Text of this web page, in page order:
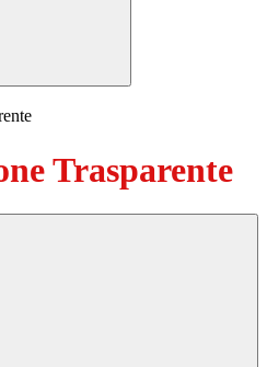
Trasparente